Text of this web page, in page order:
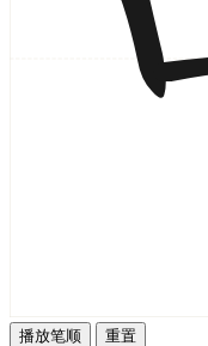
播放笔顺 重置